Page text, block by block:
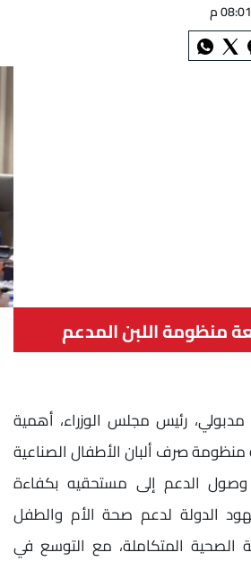
منظومة اللبن المدعم
رئيس مجلس الوزراء، أهمية
منظومة صرف ألبان الأطفال الصناعية
الدعم إلى مستحقيه بكفاءة
الدولة لدعم صحة الأم والطفل
الصحية المتكاملة، مع التوسع في